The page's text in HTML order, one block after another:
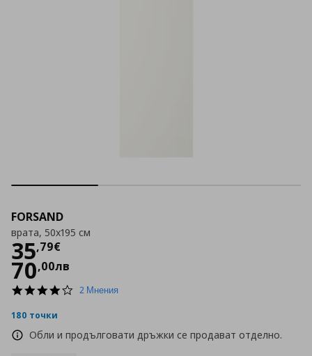
FORSAND
врата, 50x195 см
35,79€
Цена
70,00лв
4.0
2 Мнения
180 точки
Обли и продълговати дръжки се продават отделно.